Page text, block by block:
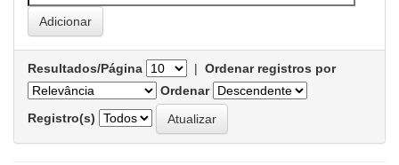
Resultados/Página | Ordenar registros por
Ordenar
Registro(s)